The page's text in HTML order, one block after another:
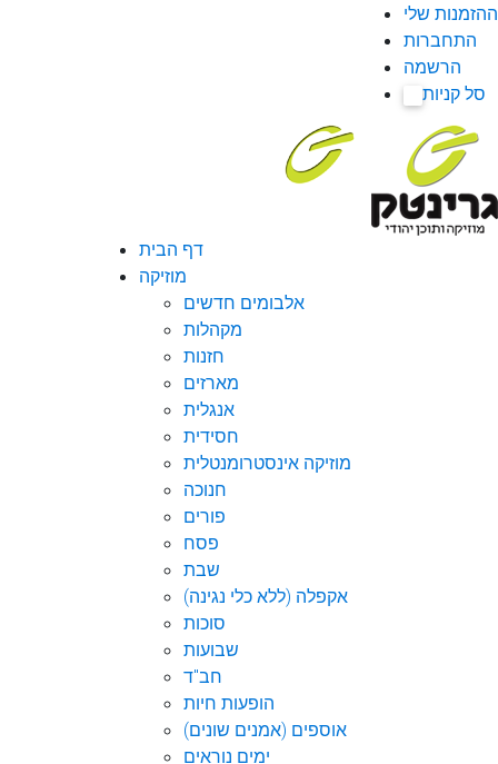
ההזמנות שלי
התחברות
הרשמה
סל קניות
דף הבית
מוזיקה
אלבומים חדשים
מקהלות
חזנות
מארזים
אנגלית
חסידית
מוזיקה אינסטרומנטלית
חנוכה
פורים
פסח
שבת
אקפלה (ללא כלי נגינה)
סוכות
שבועות
חב"ד
הופעות חיות
אוספים (אמנים שונים)
ימים נוראים